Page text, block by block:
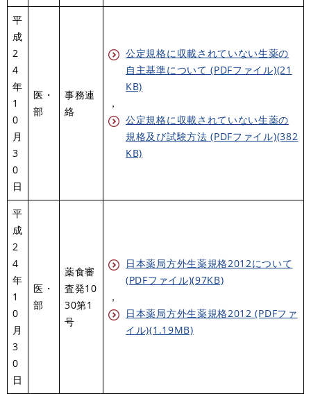
平
成
2
4
年
1
0
月
3
0
日
医・
部
事務連
絡
公定規格に収載されていない生薬の
自主基準について (PDFファイル)(21
KB)
，
公定規格に収載されていない生薬の
規格及び試験方法 (PDFファイル)(382
KB)
平
成
2
4
年
1
0
月
3
0
日
医・
部
薬食審
査発10
30第1
号
日本薬局方外生薬規格2012について
(PDFファイル)(97KB)
，
日本薬局方外生薬規格2012 (PDFファ
イル)(1.19MB)